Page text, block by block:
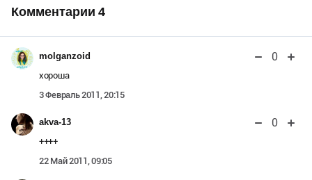
Комментарии 4
molganzoid 0
хороша
3 Февраль 2011, 20:15
akva-13 0
++++
22 Май 2011, 09:05